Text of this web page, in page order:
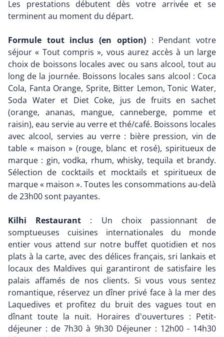
Les prestations débutent dès votre arrivée et se
terminent au moment du départ.
Formule tout inclus (en option): Pendant votre
séjour « Tout compris », vous aurez accès à un large
choix de boissons locales avec ou sans alcool, tout au
long de la journée. Boissons locales sans alcool : Coca
Cola, Fanta Orange, Sprite, Bitter Lemon, Tonic Water,
Soda Water et Diet Coke, jus de fruits en sachet
(orange, ananas, mangue, canneberge, pomme et
raisin), eau servie au verre et thé/café. Boissons locales
avec alcool, servies au verre : bière pression, vin de
table « maison » (rouge, blanc et rosé), spiritueux de
marque : gin, vodka, rhum, whisky, tequila et brandy.
Sélection de cocktails et mocktails et spiritueux de
marque « maison ». Toutes les consommations au-delà
de 23h00 sont payantes.
Kilhi Restaurant : Un choix passionnant de
somptueuses cuisines internationales du monde
entier vous attend sur notre buffet quotidien et nos
plats à la carte, avec des délices français, sri lankais et
locaux des Maldives qui garantiront de satisfaire les
palais affamés de nos clients. Si vous vous sentez
romantique, réservez un dîner privé face à la mer des
Laquedives et profitez du bruit des vagues tout en
dînant toute la nuit. Horaires d'ouvertures : Petit-
déjeuner : de 7h30 à 9h30 Déjeuner : 12h00 - 14h30